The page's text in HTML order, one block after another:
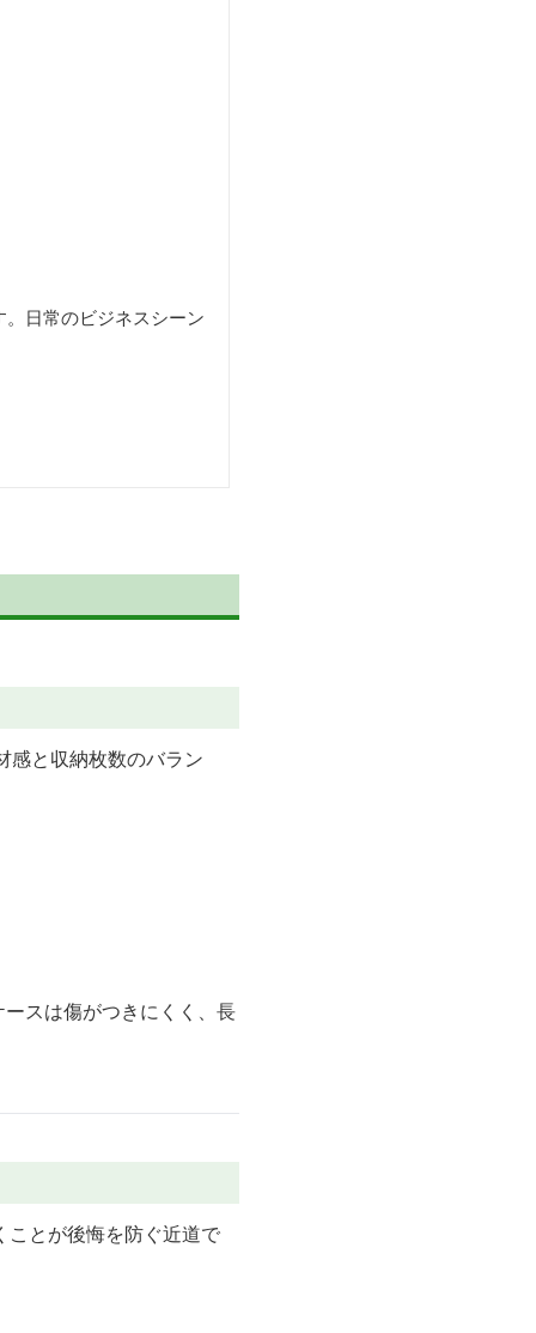
日常のビジネスシーン
感と収納枚数のバラン
スは傷がつきにくく、長
ことが後悔を防ぐ近道で